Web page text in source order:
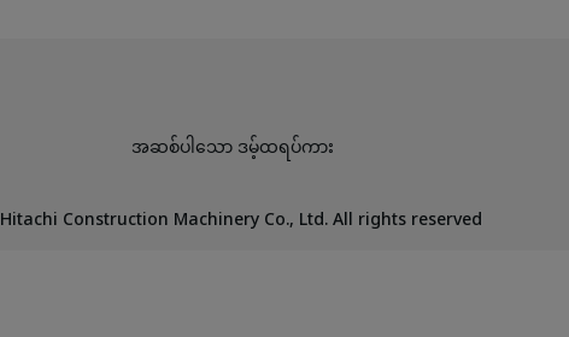
အဆစ်ပါသော ဒမ့်ထရပ်ကား
Hitachi Construction Machinery Co., Ltd. All rights reserved